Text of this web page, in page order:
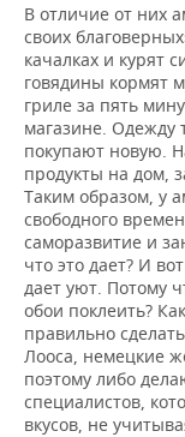
В отличие от них
своих
качалках и курят
говядины кормят
гриле за пять
магазине.
покупают новую.
продукты на дом,
Таким образом, у
свободного
саморазвитие и
что это дает? И
дает уют. Потому
обои поклеить?
правильно
Лооса, немецкие
поэтому либо
специалистов,
вкусов, не